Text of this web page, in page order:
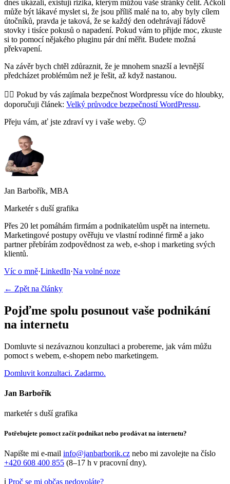
dnes ukázali, existují rizika, kterým můžou vaše stránky čelit. Ačkoli
může být lákavé myslet si, že jsou příliš malé na to, aby byly cílem
útočníků, pravda je taková, že se každý den odehrávají řádově
stovky i tisíce pokusů o napadení. Pokud vám to přijde moc, zkuste
si to pomocí nějakého pluginu pár dní měřit. Budete možná
překvapení.
Na závěr bych chtěl zdůraznit, že je mnohem snazší a levnější
předcházet problémům než je řešit, až když nastanou.
👉🏻 Pokud by vás zajímala bezpečnost Wordpressu více do hloubky,
doporučuji článek: Velký průvodce bezpečností WordPressu.
Přeju vám, ať jste zdraví vy i vaše weby. 🙂
Jan Barbořík, MBA
Marketér s duší grafika
Přes 20 let pomáhám firmám a podnikatelům uspět na internetu.
Marketingové postupy ověřuju ve vlastní rodinné firmě a jako
partner přebírám zodpovědnost za web, e-shop i marketing svých
klientů.
Víc o mně·LinkedIn·Na volné noze
← Zpět na články
Pojďme spolu posunout vaše podnikání
na internetu
Domluvte si nezávaznou konzultaci a probereme, jak vám můžu
pomoct s webem, e-shopem nebo marketingem.
Domluvit konzultaci. Zadarmo.
Jan Barbořík
marketér s duší grafika
Potřebujete pomoct začít podnikat nebo prodávat na internetu?
Napište mi e-mail info@janbarborik.cz nebo mi zavolejte na číslo
+420 608 400 855 (8–17 h v pracovní dny).
ℹ️ Proč se mi občas nedovoláte?